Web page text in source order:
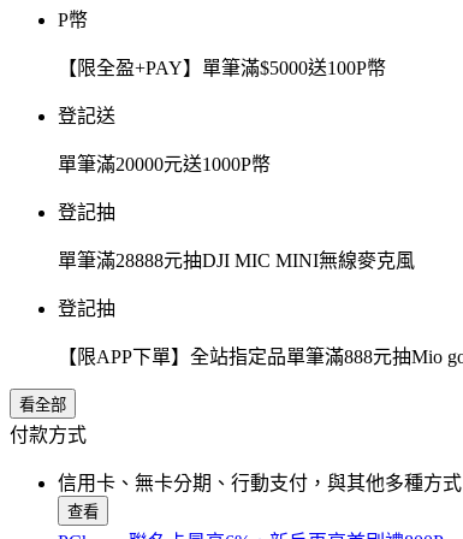
P幣
【限全盈+PAY】單筆滿$5000送100P幣
登記送
單筆滿20000元送1000P幣
登記抽
單筆滿28888元抽DJI MIC MINI無線麥克風
登記抽
【限APP下單】全站指定品單筆滿888元抽Mio
看全部
付款方式
信用卡、無卡分期、行動支付，與其他多種方式
查看